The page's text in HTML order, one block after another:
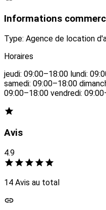
Informations
Type: Agence de location
Horaires
jeudi: 09:00–18:00 lundi:
samedi: 09:00–18:00
09:00–18:00 vendredi:
Avis
4.9
14 Avis au total